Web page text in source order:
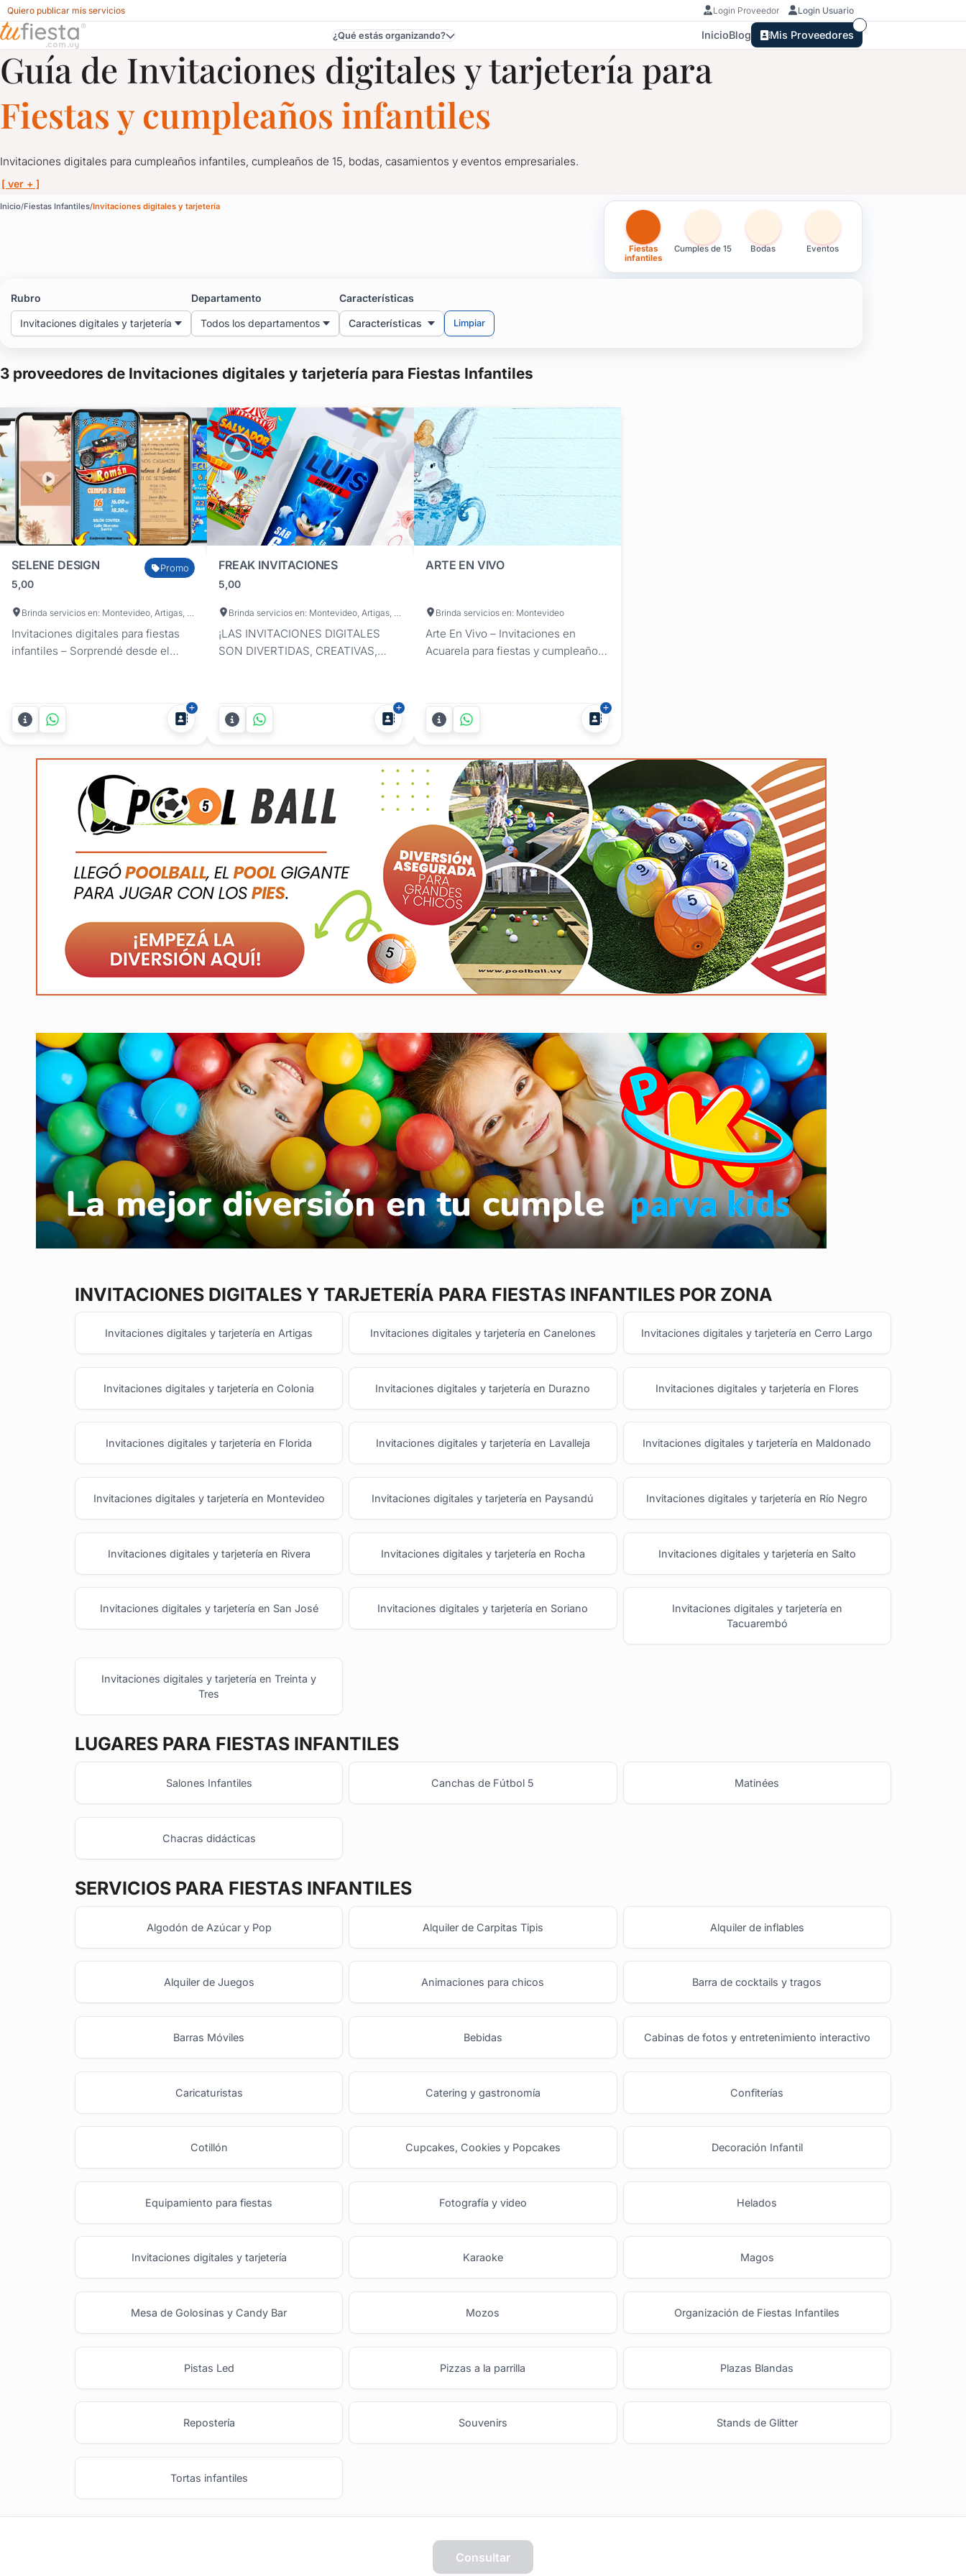
Quiero publicar mis servicios Login Proveedor Login Usuario
Invitaciones digitales y tarjetería para Fiestas Infantiles en Uruguay
¿Qué estás organizando? InicioBlog Mis Proveedores
Guía de Invitaciones digitales y tarjetería para
Fiestas y cumpleaños infantiles
Invitaciones digitales para cumpleaños infantiles, cumpleaños de 15, bodas, casamientos y eventos empresariales.
[ ver + ]
Inicio Fiestas Infantiles Invitaciones digitales y tarjetería
Fiestas
infantiles
Cumples de 15 Bodas Eventos
Rubro
Invitaciones digitales y tarjetería
Departamento
Todos los departamentos
Características
Características Limpiar
3 proveedores de Invitaciones digitales y tarjetería para Fiestas Infantiles
SELENE DESIGN
5,00
Promo
Brinda servicios en: Montevideo, Artigas, Canelones, Cerro Largo, Colonia, Durazno, Flores, Florida, Lavalleja, Maldonado, Paysandú, Río Negro, Rivera, Rocha, Salto, San José, Soriano, Tacuarembó, Treinta y Tres
Invitaciones digitales para fiestas
infantiles – Sorprendé desde el
el primer momento? Con las
invitaciones digitales
personalizadas de Selene Design, la
Las invitaciones digitales para...
FREAK INVITACIONES
5,00
Brinda servicios en: Montevideo, Artigas, Canelones, Cerro Largo, Colonia, Durazno, Flores, Florida, Lavalleja, Maldonado, Paysandú, Río Negro, Rivera, Rocha, Salto, San José, Soriano, Tacuarembó, Treinta y Tres
¡LAS INVITACIONES DIGITALES
SON DIVERTIDAS, CREATIVAS,
tenías que llenar las tarjetitas de
invitación del cumpleaños infantil a
mano? ¿Y cuándo ibas
tendencia. Entregá las...
ARTE EN VIVO
Brinda servicios en: Montevideo
Arte En Vivo – Invitaciones en
Acuarela para fiestas y cumpleaños
fiestas infantiles ilustradas a mano
en acuarela: piezas originales,
pintadas a pedido, que anuncian el
artístico que la fiesta...
INVITACIONES DIGITALES Y TARJETERÍA PARA FIESTAS INFANTILES POR ZONA
Invitaciones digitales y tarjetería en Artigas Invitaciones digitales y tarjetería en Canelones Invitaciones digitales y tarjetería en Cerro Largo
Invitaciones digitales y tarjetería en Colonia Invitaciones digitales y tarjetería en Durazno Invitaciones digitales y tarjetería en Flores
Invitaciones digitales y tarjetería en Florida Invitaciones digitales y tarjetería en Lavalleja Invitaciones digitales y tarjetería en Maldonado
Invitaciones digitales y tarjetería en Montevideo Invitaciones digitales y tarjetería en Paysandú Invitaciones digitales y tarjetería en Río Negro
Invitaciones digitales y tarjetería en Rivera Invitaciones digitales y tarjetería en Rocha Invitaciones digitales y tarjetería en Salto
Invitaciones digitales y tarjetería en San José Invitaciones digitales y tarjetería en Soriano
Invitaciones digitales y tarjetería en
Tacuarembó
Invitaciones digitales y tarjetería en Treinta y
Tres
LUGARES PARA FIESTAS INFANTILES
Salones Infantiles Canchas de Fútbol 5 Matinées
Chacras didácticas
SERVICIOS PARA FIESTAS INFANTILES
Algodón de Azúcar y Pop Alquiler de Carpitas Tipis Alquiler de inflables
Alquiler de Juegos Animaciones para chicos Barra de cocktails y tragos
Barras Móviles Bebidas Cabinas de fotos y entretenimiento interactivo
Caricaturistas Catering y gastronomía Confiterías
Cotillón Cupcakes, Cookies y Popcakes Decoración Infantil
Equipamiento para fiestas Fotografía y video Helados
Invitaciones digitales y tarjetería Karaoke Magos
Mesa de Golosinas y Candy Bar Mozos Organización de Fiestas Infantiles
Pistas Led Pizzas a la parrilla Plazas Blandas
Repostería Souvenirs Stands de Glitter
Tortas infantiles
Invitaciones digitales y tarjetería para Fiestas Infantiles en Uruguay
Las tarjetas virtuales para fiestas son el primer contacto con tus invitados personalizándolas con diseño, ubicación de la fiesta, y opción de confirmación de asistencia.
Aquí conocerás los mejores diseñadores de tarjetas digitales de invitación para celebraciones, que te ofrecen una amplia gama de propuestas para que elijas la que mejor se adapte a tu fiesta.
Consultar